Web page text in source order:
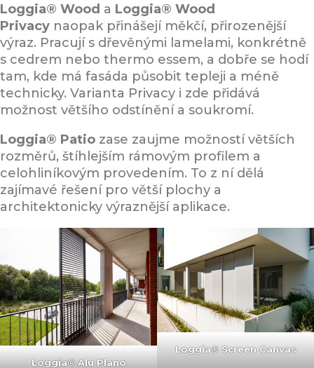
Loggia® Wood a Loggia® Wood
Privacy naopak přinášejí měkčí, přirozenější
výraz. Pracují s dřevěnými lamelami, konkrétně
s cedrem nebo thermo essem, a dobře se hodí
tam, kde má fasáda působit tepleji a méně
technicky. Varianta Privacy i zde přidává
možnost většího odstínění a soukromí.
Loggia® Patio zase zaujme možností větších
rozměrů, štíhlejším rámovým profilem a
celohliníkovým provedením. To z ní dělá
zajímavé řešení pro větší plochy a
architektonicky výraznější aplikace.
Loggia® Alu Plano
Loggia® Screen Canvas